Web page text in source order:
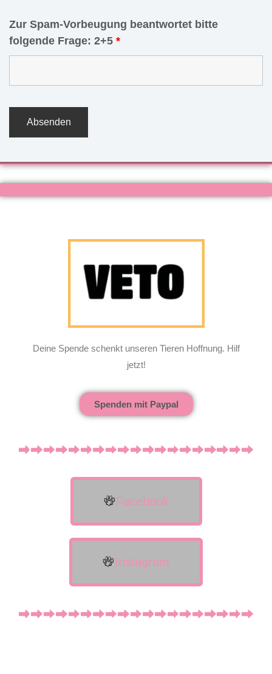
Zur Spam-Vorbeugung beantwortet bitte
folgende Frage: 2+5 *
Deine Spende schenkt unseren Tieren Hoffnung. Hilf
jetzt!
Spenden mit Paypal
Facebook
Instagram